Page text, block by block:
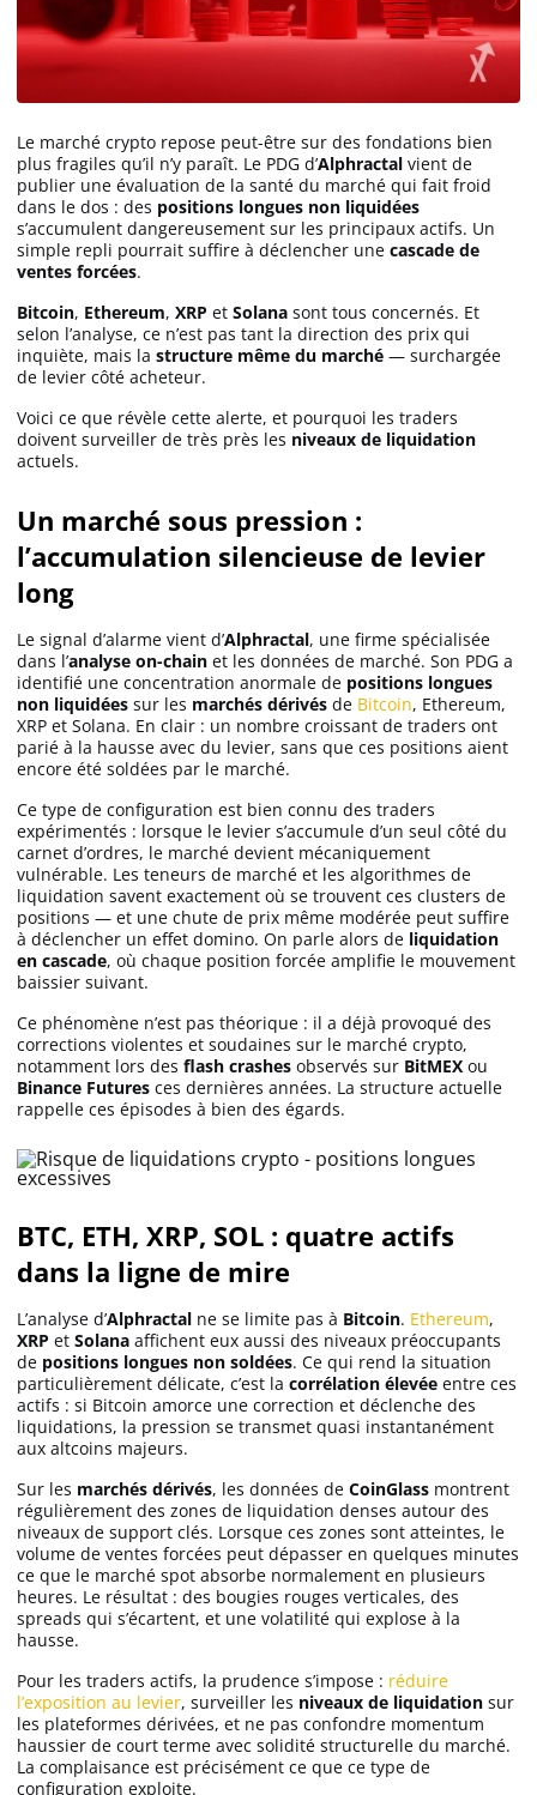
Le marché crypto repose peut-être sur des fondations bien
plus fragiles qu’il n’y paraît. Le PDG d’Alphractal vient de
publier une évaluation de la santé du marché qui fait froid
dans le dos : des positions longues non liquidées
s’accumulent dangereusement sur les principaux actifs. Un
simple repli pourrait suffire à déclencher une cascade de
ventes forcées.
Bitcoin, Ethereum, XRP et Solana sont tous concernés. Et
selon l’analyse, ce n’est pas tant la direction des prix qui
inquiète, mais la structure même du marché — surchargée
de levier côté acheteur.
Voici ce que révèle cette alerte, et pourquoi les traders
doivent surveiller de très près les niveaux de liquidation
actuels.
Un marché sous pression :
l’accumulation silencieuse de levier
long
Le signal d’alarme vient d’Alphractal, une firme spécialisée
dans l’analyse on-chain et les données de marché. Son PDG a
identifié une concentration anormale de positions longues
non liquidées sur les marchés dérivés de Bitcoin, Ethereum,
XRP et Solana. En clair : un nombre croissant de traders ont
parié à la hausse avec du levier, sans que ces positions aient
encore été soldées par le marché.
Ce type de configuration est bien connu des traders
expérimentés : lorsque le levier s’accumule d’un seul côté du
carnet d’ordres, le marché devient mécaniquement
vulnérable. Les teneurs de marché et les algorithmes de
liquidation savent exactement où se trouvent ces clusters de
positions — et une chute de prix même modérée peut suffire
à déclencher un effet domino. On parle alors de liquidation
en cascade, où chaque position forcée amplifie le mouvement
baissier suivant.
Ce phénomène n’est pas théorique : il a déjà provoqué des
corrections violentes et soudaines sur le marché crypto,
notamment lors des flash crashes observés sur BitMEX ou
Binance Futures ces dernières années. La structure actuelle
rappelle ces épisodes à bien des égards.
BTC, ETH, XRP, SOL : quatre actifs
dans la ligne de mire
L’analyse d’Alphractal ne se limite pas à Bitcoin. Ethereum,
XRP et Solana affichent eux aussi des niveaux préoccupants
de positions longues non soldées. Ce qui rend la situation
particulièrement délicate, c’est la corrélation élevée entre ces
actifs : si Bitcoin amorce une correction et déclenche des
liquidations, la pression se transmet quasi instantanément
aux altcoins majeurs.
Sur les marchés dérivés, les données de CoinGlass montrent
régulièrement des zones de liquidation denses autour des
niveaux de support clés. Lorsque ces zones sont atteintes, le
volume de ventes forcées peut dépasser en quelques minutes
ce que le marché spot absorbe normalement en plusieurs
heures. Le résultat : des bougies rouges verticales, des
spreads qui s’écartent, et une volatilité qui explose à la
hausse.
Pour les traders actifs, la prudence s’impose : réduire
l’exposition au levier, surveiller les niveaux de liquidation sur
les plateformes dérivées, et ne pas confondre momentum
haussier de court terme avec solidité structurelle du marché.
La complaisance est précisément ce que ce type de
configuration exploite.